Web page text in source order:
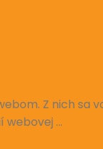
Z nich sa
webovej ...